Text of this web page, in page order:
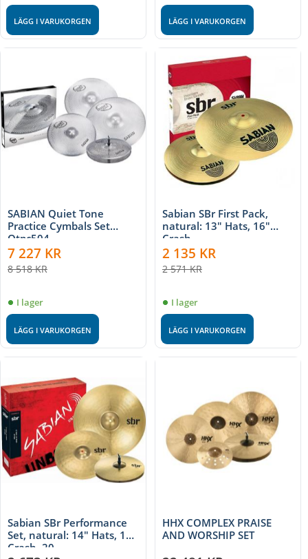
LÄGG I VARUKORGEN LÄGG I VARUKORGEN
SABIAN Quiet Tone
Practice Cymbals Set
Qtpc504
7 227 KR
8 518KR
I lager
LÄGG I VARUKORGEN
Sabian SBr First Pack,
natural: 13" Hats, 16"
Crash
2 135 KR
2 571KR
I lager
LÄGG I VARUKORGEN
Sabian SBr Performance
Set, natural: 14" Hats, 16"
Crash, 20
HHX COMPLEX PRAISE
AND WORSHIP SET